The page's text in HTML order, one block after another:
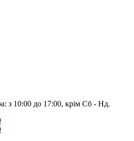
з 10:00 до 17:00, крім Сб - Нд.